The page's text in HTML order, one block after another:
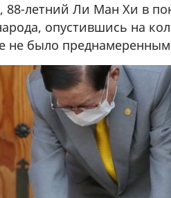
88-летний Ли Ман Хи в
опустившись на
не было